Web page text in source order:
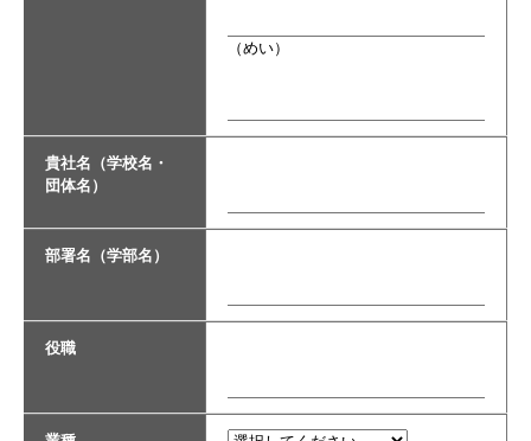
（めい）
貴社名（学校名・
団体名）
部署名（学部名）
役職